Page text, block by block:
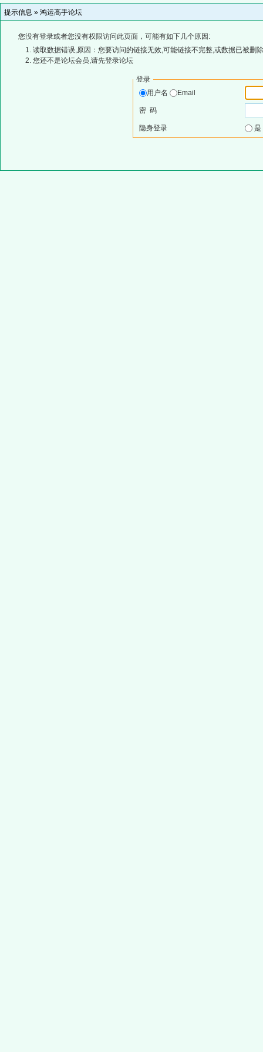
提示信息 » 鸿运高手论坛
您没有登录或者您没有权限访问此页面，可能有如下几个原因:
读取数据错误,原因：您要访问的链接无效,可能链接不完整,或数据已被删
您还不是论坛会员,请先登录论坛
登录
用户名
Email
密 码
隐身登录